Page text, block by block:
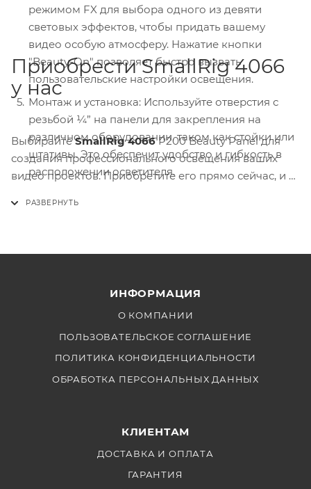
режимом FX для выбора одного из девяти
световых эффектов, чтобы придать вашему
видео особую атмосферу. Нажатие кнопки
"Beauty-On" позволяет быстро вызвать
пользовательские настройки освещения.
Монтаж и установка: Используйте отверстия с
резьбой ¼” на панели для закрепления на
различном оборудовании, таком как стойки или
штативы. Это обеспечит удобство и гибкость в
расположении осветителя.
Приобрести SmallRig 4066
у нас
ВыбирайтеSmallRig 4066P200 Beauty Panel для
создания профессионального освещения ваших
видео проектов. Приобретите его прямо сейчас, и у
ИНФОРМАЦИЯ
О КОМПАНИИ
ПОЛЬЗОВАТЕЛЬСКОЕ СОГЛАШЕНИЕ
ПОЛИТИКА КОНФИДЕНЦИАЛЬНОСТИ
ОБРАБОТКА ПЕРСОНАЛЬНЫХ ДАННЫХ
КЛИЕНТАМ
ДОСТАВКА И ОПЛАТА
ГАРАНТИЯ